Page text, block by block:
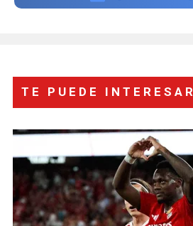
TE PUEDE INTERESAR